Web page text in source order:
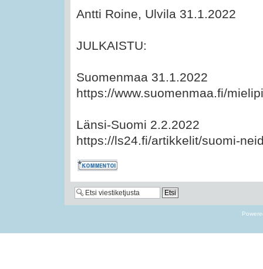
Antti Roine, Ulvila 31.1.2022
JULKAISTU:
Suomenmaa 31.1.2022
https://www.suomenmaa.fi/
Länsi-Suomi 2.2.2022
https://ls24.fi/artikkelit/suomi-
Kommentoi